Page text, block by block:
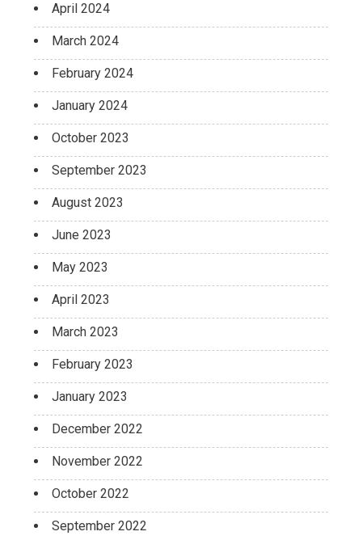
April 2024
March 2024
February 2024
January 2024
October 2023
September 2023
August 2023
June 2023
May 2023
April 2023
March 2023
February 2023
January 2023
December 2022
November 2022
October 2022
September 2022